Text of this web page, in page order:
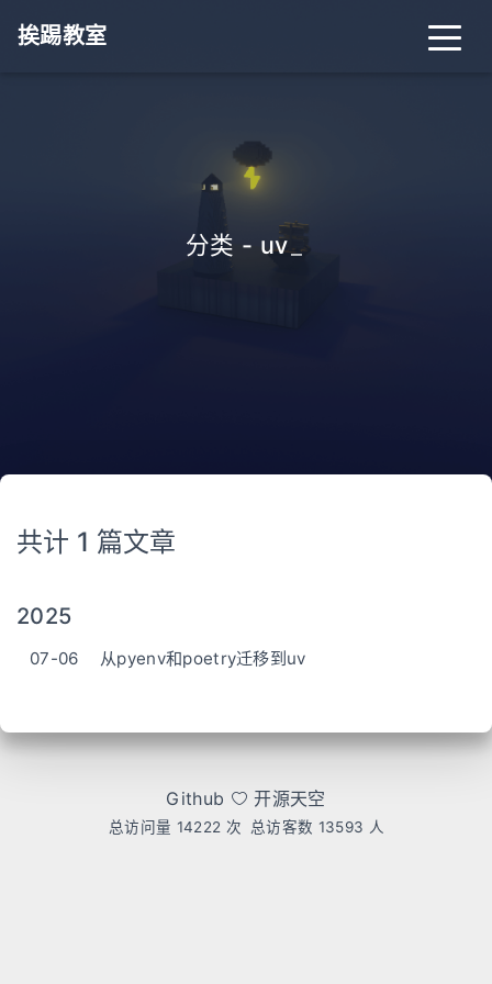
挨踢教室
分类 - uv _
共计 1 篇文章
2025
07-06 从pyenv和poetry迁移到uv
Github 开源天空
总访问量 14222 次 总访客数 13593 人